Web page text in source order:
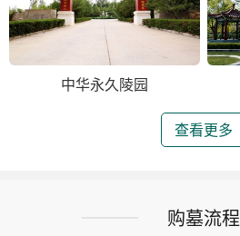
中华永久陵园
查看更多
购墓流程